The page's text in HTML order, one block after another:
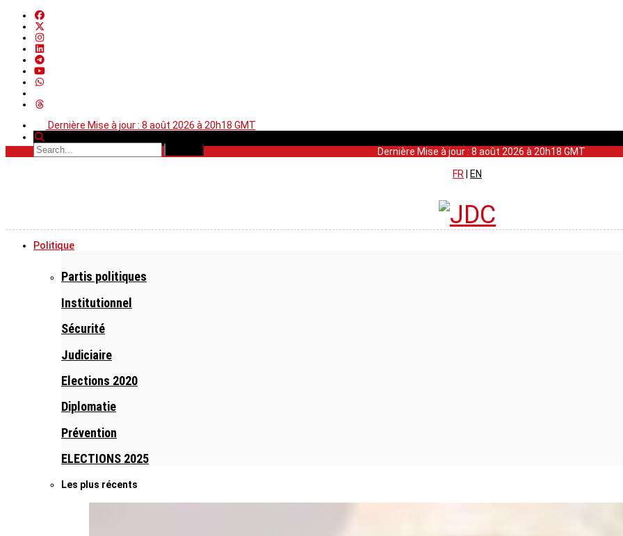
Dernière Mise à jour : 8 août 2026 à 20h18 GMT
Dernière Mise à jour : 8 août 2026 à 20h18 GMT
FR
EN
Politique
Partis politiques
Institutionnel
Sécurité
Judiciaire
Elections 2020
Diplomatie
Prévention
ELECTIONS 2025
Les plus récents